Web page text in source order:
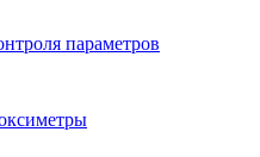
параметров